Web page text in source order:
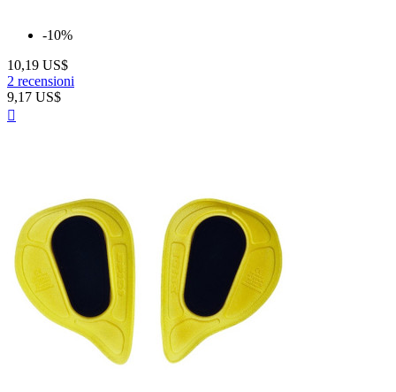
-10%
10,19 US$
2 recensioni
9,17 US$
